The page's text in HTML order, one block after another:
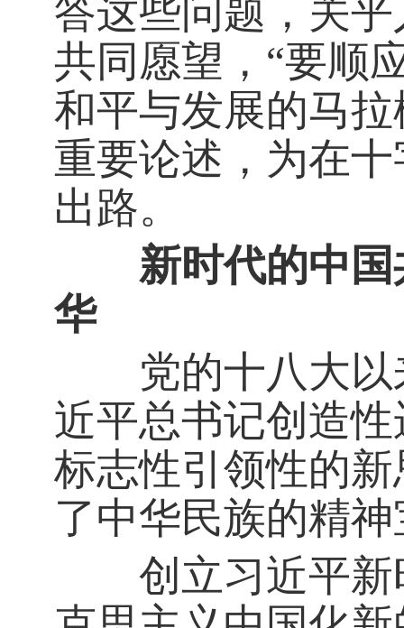
答这些问题，关
共同愿望，“要顺
和平与发展的马
重要论述，为在
出路。
新时代的中国
华
党的十八大以
近平总书记创造
标志性引领性的
了中华民族的精
创立习近平新